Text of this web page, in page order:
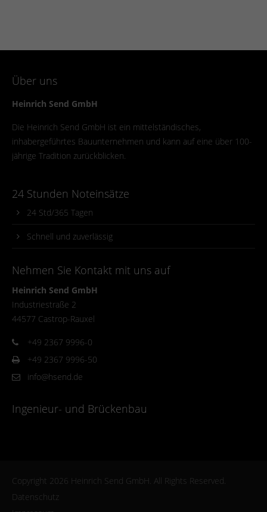
Über uns
Heinrich Send GmbH
Die Heinrich Send GmbH ist ein mittelständisches,
inhabergeführtes Bauunternehmen und kann auf eine über 100-
jährige Tradition zurückblicken.
24 Stunden Noteinsätze
24 Std/365 Tagen
Schnell und zuverlässig
Nehmen Sie Kontakt mit uns auf
Heinrich Send GmbH
Industriestraße 2
44577 Castrop-Rauxel
+49 2367 9996-0
+49 2367 9996-50
info@hsend.de
Ingenieur- und Brückenbau
Copyright 2026 Heinrich Send GmbH. All Rights Reserved.
Datenschutz